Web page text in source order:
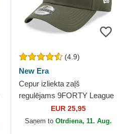
(4.9)
New Era
Cepur izliekta zaļš
regulējams 9FORTY League
Essential no New York
Yankees MLB no New Era
EUR 25,95
Saņem to Otrdiena, 11. Aug.